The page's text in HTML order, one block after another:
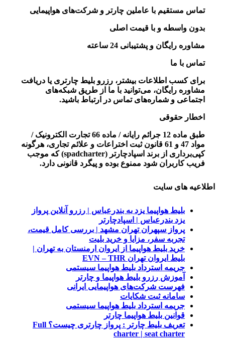
تماس مستقیم با عاملین چارتر و شرکت‌های هواپیمایی
بدون واسطه و با قیمت اصلی
مشاوره رایگان و پشتیبانی 24 ساعته
تماس با ما
برای کسب اطلاعات بیشتر، رزرو بلیط چارتری یا دریافت
مشاوره رایگان، می‌توانید با ما از طریق شبکه‌های
اجتماعی و شماره‌های تماس در ارتباط باشید.
اخطار حقوقی
طبق
ماده 12 جرائم رایانه / ماده 66 تجارت الکترونیک /
مواد 47 و 61 قانون ثبت اختراعات و علائم تجاری
، هرگونه
کپی‌برداری از برند اسپادچارتر (spadcharter)
که موجب
فریب کاربران شود ممنوع بوده و پیگرد قانونی دارد.
اطلاعیه های سایت
بلیط هواپیما یزد به بندرعباس | رزرو آنلاین پرواز
یزد بندرعباس | اسپادچارتر
پرواز سپهران تهران مشهد | بررسی کامل قیمت،
تجربه سفر، مزایا و خرید بلیت
خرید بلیط هواپیما از ایروان ارمنستان به تهران |
بلیط ایروان تهران EVN – THR
جریمه استرداد بلیط هواپیما سیستمی
آموزش رزرو بلیط هواپیما و چارتر
فهرست شرکت‌های هواپیمایی ایرانی
سامانه ثبت شکایات
جریمه استرداد بلیط هواپیما سیستمی
قوانین بلیط هواپیما چارتر
تعریف بلیط چارتر : پرواز چارتری چیست؟ Full
charter | seat charter